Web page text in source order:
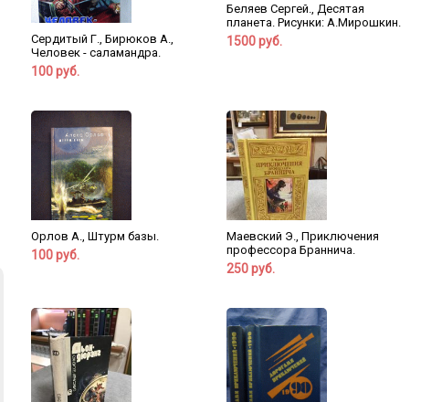
Сердитый Г., Бирюков А.,
Человек - саламандра.
100 руб.
Беляев Сергей., Десятая
планета. Рисунки: А.Мирошкин.
1500 руб.
Орлов А., Штурм базы.
100 руб.
Маевский Э., Приключения
профессора Браннича.
250 руб.